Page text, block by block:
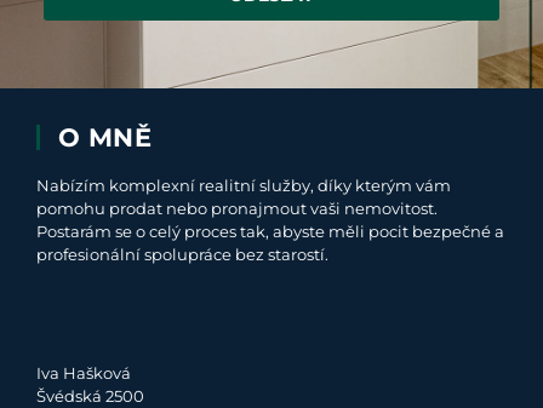
O MNĚ
Nabízím komplexní realitní služby, díky kterým vám
pomohu prodat nebo pronajmout vaši nemovitost.
Postarám se o celý proces tak, abyste měli pocit bezpečné a
profesionální spolupráce bez starostí.
Iva Hašková
Švédská 2500